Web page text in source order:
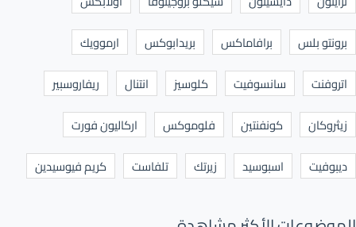
برونتو بلس
برافاماكس بريدابوكس
ارموويك
اتروفنت
سانسوفيت كلوسيز انتنال
ريفاروسبير
زيثروكان
كونفنتين فلوموكس
اركاليون فورت
ديبوفيت
اسبوسيد زيرتك تلفاست كريم فيوسيدين